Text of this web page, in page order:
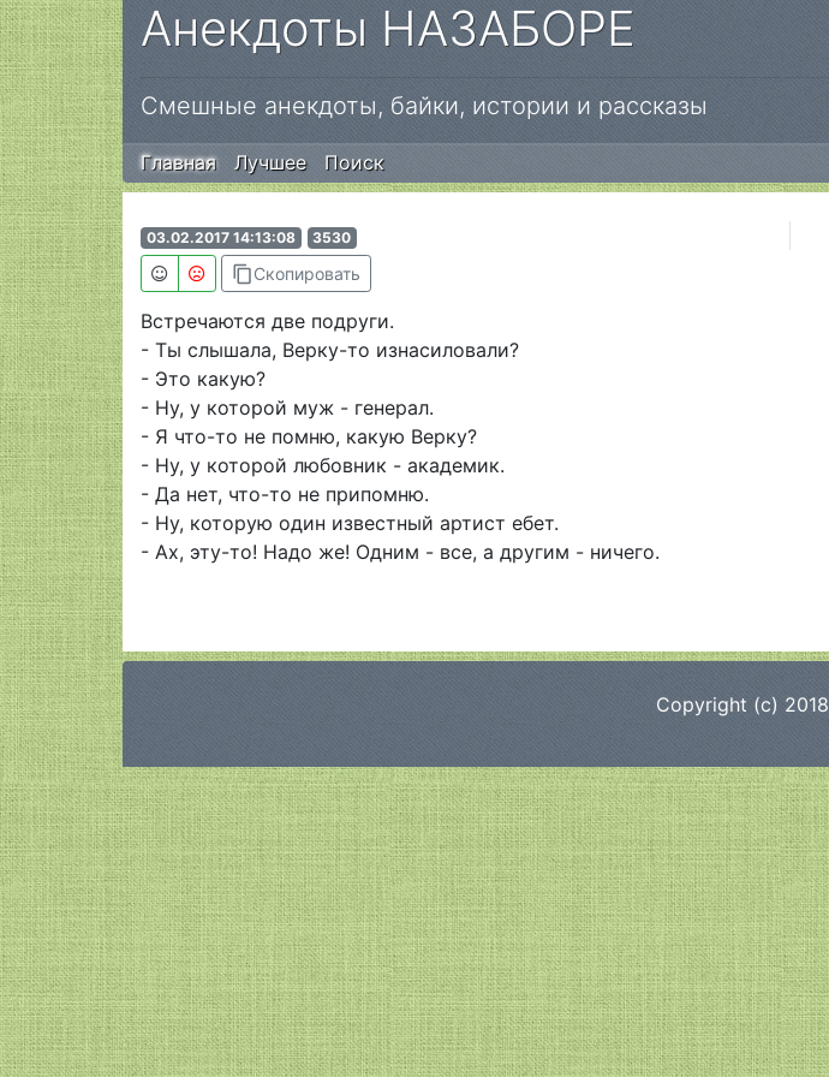
Анекдоты НАЗАБОРЕ
Смешные анекдоты, байки, истории и рассказы
Главная Лучшее Поиск
03.02.2017 14:13:08 3530
content_copyСкопировать
Встречаются две подруги.
- Ты слышала, Верку-то изнасиловали?
- Это какую?
- Ну, у которой муж - генерал.
- Я что-то не помню, какую Верку?
- Ну, у которой любовник - академик.
- Да нет, что-то не припомню.
- Ну, которую один известный артист ебет.
- Ах, эту-то! Надо же! Одним - все, а другим - ничего.
Copyright (c) 2018